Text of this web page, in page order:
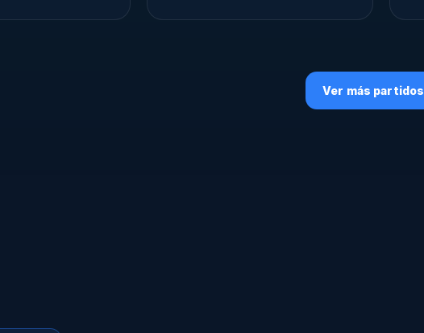
Ver más partidos